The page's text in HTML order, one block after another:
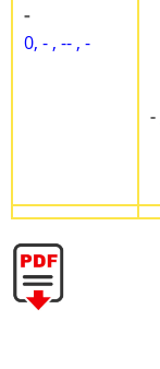
-
0, - , -- , -
-